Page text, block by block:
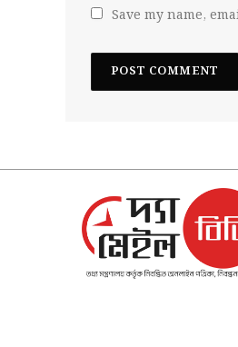
Save my name,